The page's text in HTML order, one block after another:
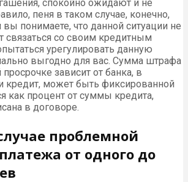
спокойно ожидают и не
пеня в таком случае, конечно,
понимаете, что данной ситуации не
связаться со своим кредитным
урегулировать данную
выгодно для вас. Сумма штрафа
зависит от банка, в
кредит, может быть фиксированной
как процент от суммы кредита,
в договоре.
проблемной
от одного до